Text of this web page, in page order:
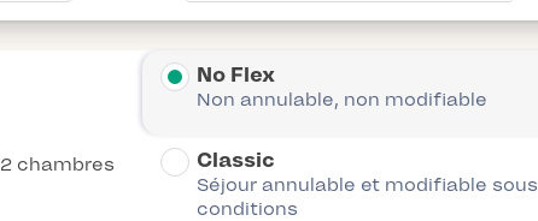
2 chambres
No Flex
Non annulable, non modifiable
Classic
Séjour annulable et modifiable sous
conditions